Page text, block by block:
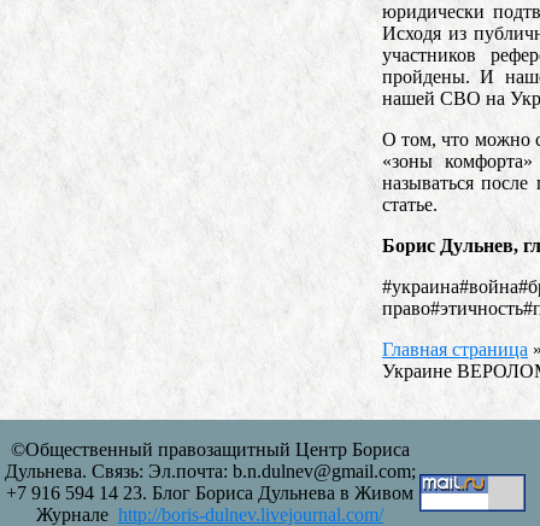
юридически
Исходя из
участников
пройдены. И
нашей СВО на
О том, что можно
«зоны
называться
статье.
Борис Дульнев,
Главная страница
Украине
©Общественный правозащитный Центр Бориса
Дульнева. Связь: Эл.почта: b.n.dulnev@gmail.com;
+7 916 594 14 23. Блог Бориса Дульнева в Живом
Журнале http://boris-dulnev.livejournal.com/